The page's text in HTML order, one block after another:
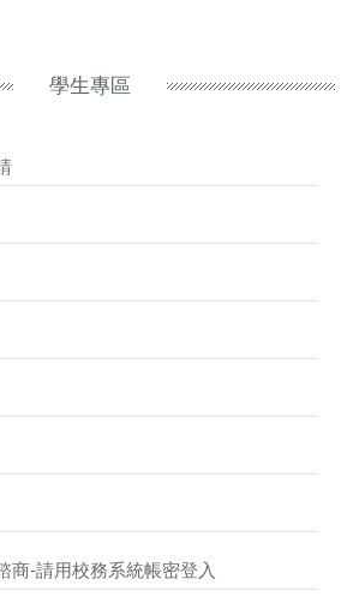
學生專區
商-請用校務系統帳密登入